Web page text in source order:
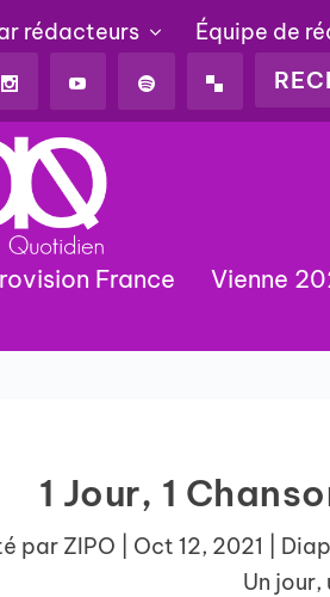
rédacteurs Équipe de
France Vienne
1 Jour, 1
par ZIPO Oct 12, 2021
Un jour,